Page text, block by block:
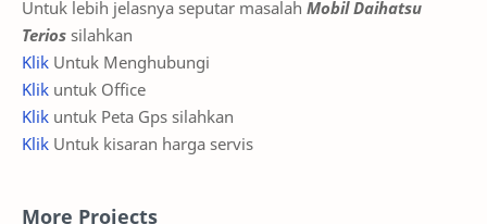
Untuk lebih jelasnya seputar masalah Mobil Daihatsu
Terios silahkan
Klik Untuk Menghubungi
Klik untuk Office
Klik untuk Peta Gps silahkan
Klik Untuk kisaran harga servis
More Projects